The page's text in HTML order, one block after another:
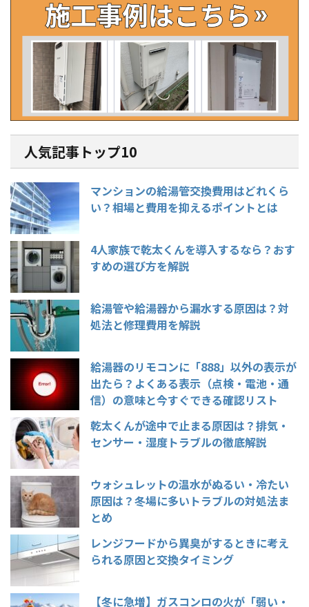
人気記事トップ10
マンションの給湯管交換費用はどれくら
い？相場と費用を抑えるポイントとは
4人家族で乾太くんを導入するなら？おす
すめの選び方を解説
給湯管や給湯器から漏水する原因は？対
処法と修理費用を解説
給湯器のリモコンに「888」以外の表示が
出たら？よくある表示（点検・電池・通
信）の意味と今すぐできる確認リスト
乾太くんが途中で止まる原因は？排気・
センサー・湿度トラブルの徹底解説
ウォシュレットの温水がぬるい・冷たい
原因は？冬場に多いトラブルの対処法ま
とめ
レンジフードから異臭がするときに考え
られる原因と交換タイミング
【冬に急増】ガスコンロの火が「弱い・